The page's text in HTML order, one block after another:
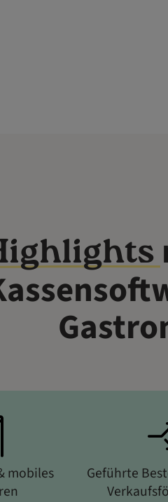
mobiles
Geführte